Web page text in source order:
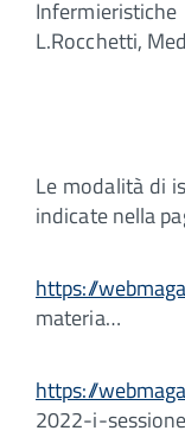
L.Rocchetti,
Le modalità di
indicate nella
https://
materia…
https://
2022-i-sessione